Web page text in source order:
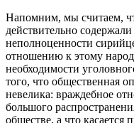
Напомним, мы считаем,
действительно
неполноценности
отношению к этому
необходимости
того, что общественная
невелика: враждебное
большого
обществе, а что